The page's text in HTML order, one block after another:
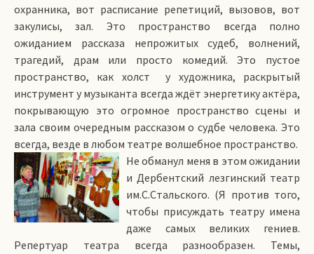
охранника, вот расписание репетиций, вызовов, вот
закулисы, зал. Это пространство всегда полно
ожиданием рассказа непрожитых судеб, волнений,
трагедий, драм или просто комедий. Это пустое
пространство, как холст у художника, раскрытый
инструмент у музыканта всегда ждёт энергетику актёра,
покрывающую это огромное пространство сцены и
зала своим очередным рассказом о судбе человека. Это
всегда, везде в любом театре волшебное пространство.
Не обманул меня в этом ожидании
и Дербентский лезгинский театр
им.С.Стальского. (Я против того,
чтобы присуждать театру имена
даже самых великих гениев.
Репертуар театра всегда разнообразен. Темы,